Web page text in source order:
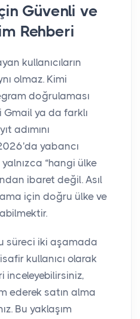
Güvenli ve
Rehberi
kullanıcıların
olmaz. Kimi
doğrulaması
ya da farklı
adımını
yabancı
“hangi ülke
ibaret değil. Asıl
için doğru ülke ve
süreci iki aşamada
kullanıcı olarak
inceleyebilirsiniz,
ederek satın alma
Bu yaklaşım